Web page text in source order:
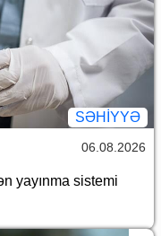
SƏHIYYƏ
06.08.2026
yayınma sistemi